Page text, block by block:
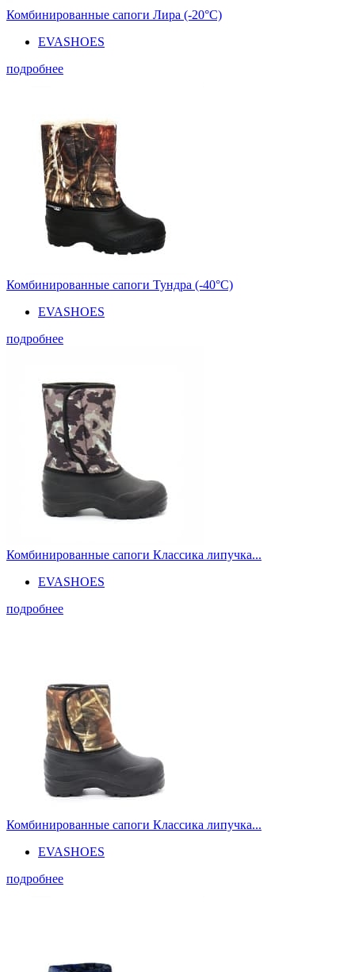
Комбинированные сапоги Лира (-20°С)
EVASHOES
подробнее
Комбинированные сапоги Тундра (-40°С)
EVASHOES
подробнее
Комбинированные сапоги Классика липучка...
EVASHOES
подробнее
Комбинированные сапоги Классика липучка...
EVASHOES
подробнее